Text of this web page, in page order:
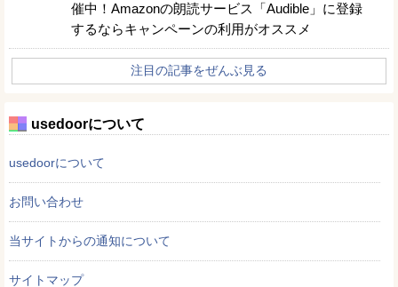
催中！Amazonの朗読サービス「Audible」に登録
するならキャンペーンの利用がオススメ
注目の記事をぜんぶ見る
usedoorについて
usedoorについて
お問い合わせ
当サイトからの通知について
サイトマップ